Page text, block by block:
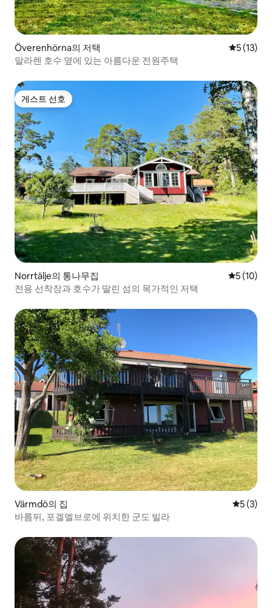
Överenhörna의 저택 평점 5점
5 (13)
말라렌 호수 옆에 있는 아름다운 전원주택
게스트 선호
게스트 선호
Norrtälje의 통나무집 평점 5점
5 (10)
전용 선착장과 호수가 딸린 섬의 목가적인 저택
Värmdö의 집 평점 5점
5 (3)
바름뒤, 포겔엘브로에 위치한 군도 빌라